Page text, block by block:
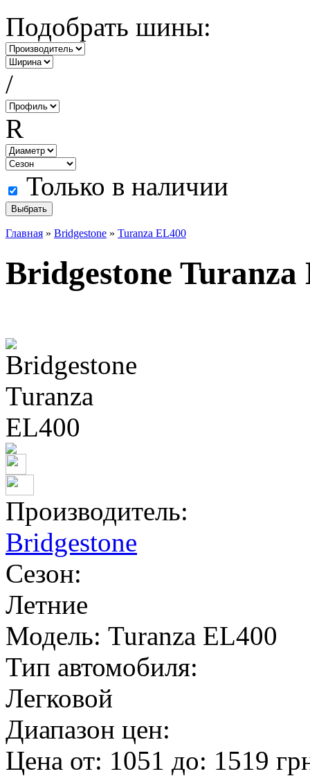
Подобрать шины:
/
R
Только в наличии
Главная » Bridgestone » Turanza EL400
Bridgestone Turanza
Производитель:
Bridgestone
Сезон:
Летние
Модель: Turanza EL400
Тип автомобиля:
Легковой
Диапазон цен:
Цена от: 1051 до: 1519